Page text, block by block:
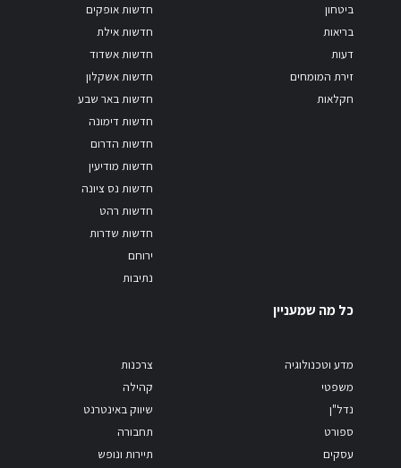
ביטחון
בריאות
דעות
זירת המומחים
חקלאות
חדשות אופקים
חדשות אילת
חדשות אשדוד
חדשות אשקלון
חדשות באר שבע
חדשות דימונה
חדשות הדרום
חדשות מודיעין
חדשות נס ציונה
חדשות רהט
חדשות שדרות
ירוחם
נתיבות
כל מה שמעניין
מדע וטכנולוגיה
משפטי
נדל"ן
ספורט
עסקים
צרכנות
קהילה
שיווק באינטרנט
תחבורה
תיירות ונופש